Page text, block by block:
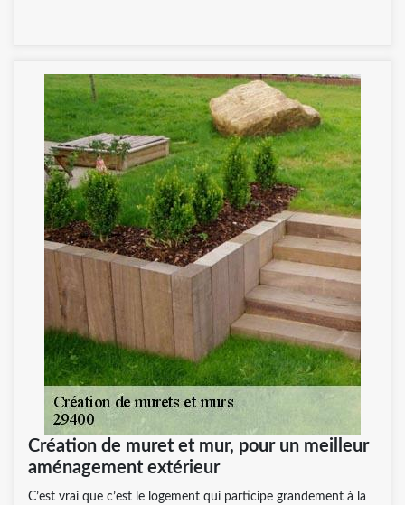
Création de muret et mur, pour un meilleur
aménagement extérieur
C’est vrai que c’est le logement qui participe grandement à la